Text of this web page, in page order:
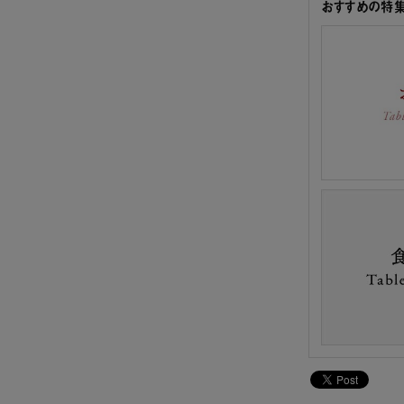
おすすめの特